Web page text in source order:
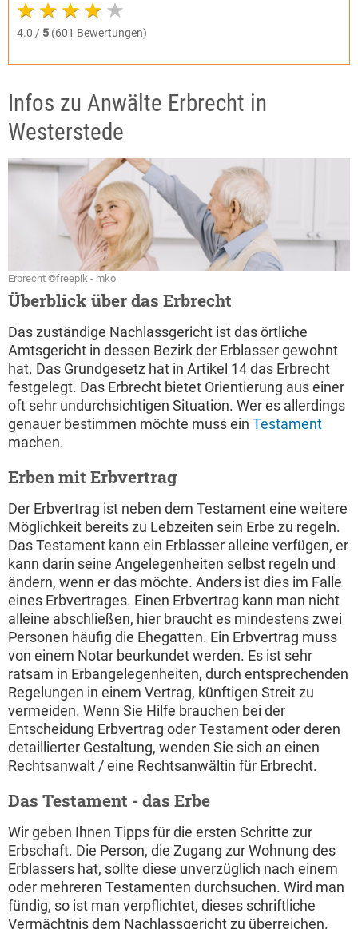
4.0 / 5 (601 Bewertungen)
Infos zu Anwälte Erbrecht in
Westerstede
Erbrecht ©freepik - mko
Überblick über das Erbrecht
Das zuständige Nachlassgericht ist das örtliche
Amtsgericht in dessen Bezirk der Erblasser gewohnt
hat. Das Grundgesetz hat in Artikel 14 das Erbrecht
festgelegt. Das Erbrecht bietet Orientierung aus einer
oft sehr undurchsichtigen Situation. Wer es allerdings
genauer bestimmen möchte muss ein Testament
machen.
Erben mit Erbvertrag
Der Erbvertrag ist neben dem Testament eine weitere
Möglichkeit bereits zu Lebzeiten sein Erbe zu regeln.
Das Testament kann ein Erblasser alleine verfügen, er
kann darin seine Angelegenheiten selbst regeln und
ändern, wenn er das möchte. Anders ist dies im Falle
eines Erbvertrages. Einen Erbvertrag kann man nicht
alleine abschließen, hier braucht es mindestens zwei
Personen häufig die Ehegatten. Ein Erbvertrag muss
von einem Notar beurkundet werden. Es ist sehr
ratsam in Erbangelegenheiten, durch entsprechenden
Regelungen in einem Vertrag, künftigen Streit zu
vermeiden. Wenn Sie Hilfe brauchen bei der
Entscheidung Erbvertrag oder Testament oder deren
detaillierter Gestaltung, wenden Sie sich an einen
Rechtsanwalt / eine Rechtsanwältin für Erbrecht.
Das Testament - das Erbe
Wir geben Ihnen Tipps für die ersten Schritte zur
Erbschaft. Die Person, die Zugang zur Wohnung des
Erblassers hat, sollte diese unverzüglich nach einem
oder mehreren Testamenten durchsuchen. Wird man
fündig, so ist man verpflichtet, dieses schriftliche
Vermächtnis dem Nachlassgericht zu überreichen.